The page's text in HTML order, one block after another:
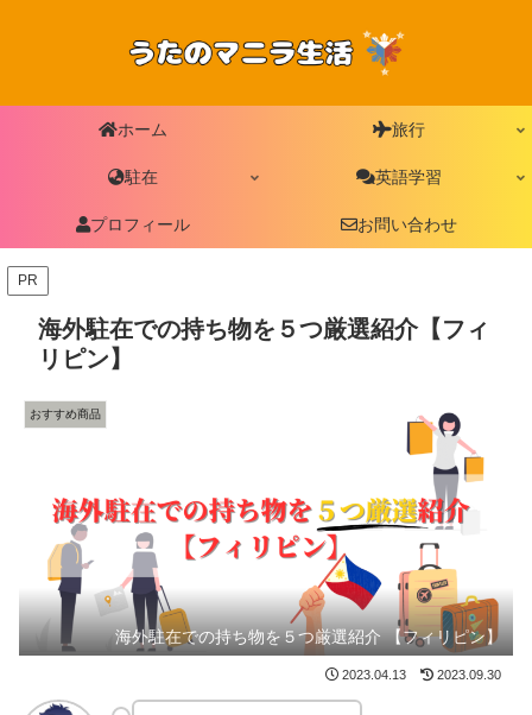
ホーム 旅行
駐在 英語学習
プロフィール お問い合わせ
PR
海外駐在での持ち物を５つ厳選紹介【フィ
リピン】
おすすめ商品
海外駐在での持ち物を５つ厳選紹介 【フィリピン】
2023.04.13 2023.09.30